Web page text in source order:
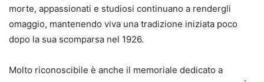
morte, appassionati e studiosi continuano a rendergli
omaggio, mantenendo viva una tradizione iniziata poco
dopo la sua scomparsa nel 1926.
Molto riconoscibile è anche il memoriale dedicato a